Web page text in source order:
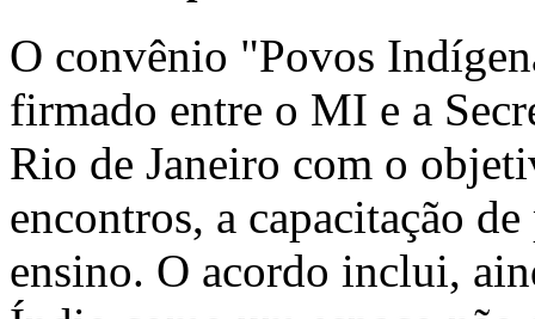
O convênio "Povos
firmado entre o MI e a
Rio de Janeiro com o
encontros, a capacitação
ensino. O acordo inclui,